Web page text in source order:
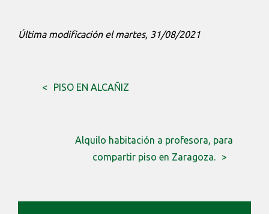
Última modificación el martes, 31/08/2021
PISO EN ALCAÑIZ
Alquilo habitación a profesora, para
compartir piso en Zaragoza.